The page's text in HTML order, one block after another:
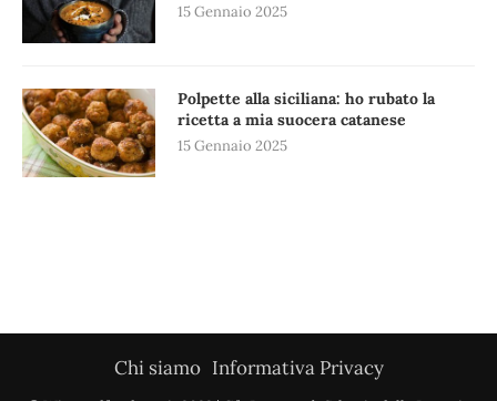
15 Gennaio 2025
Polpette alla siciliana: ho rubato la
ricetta a mia suocera catanese
15 Gennaio 2025
Chi siamo Informativa Privacy